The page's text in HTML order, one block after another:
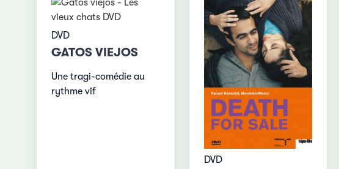
DVD
GATOS VIEJOS
Une tragi-comédie au
rythme vif
DVD